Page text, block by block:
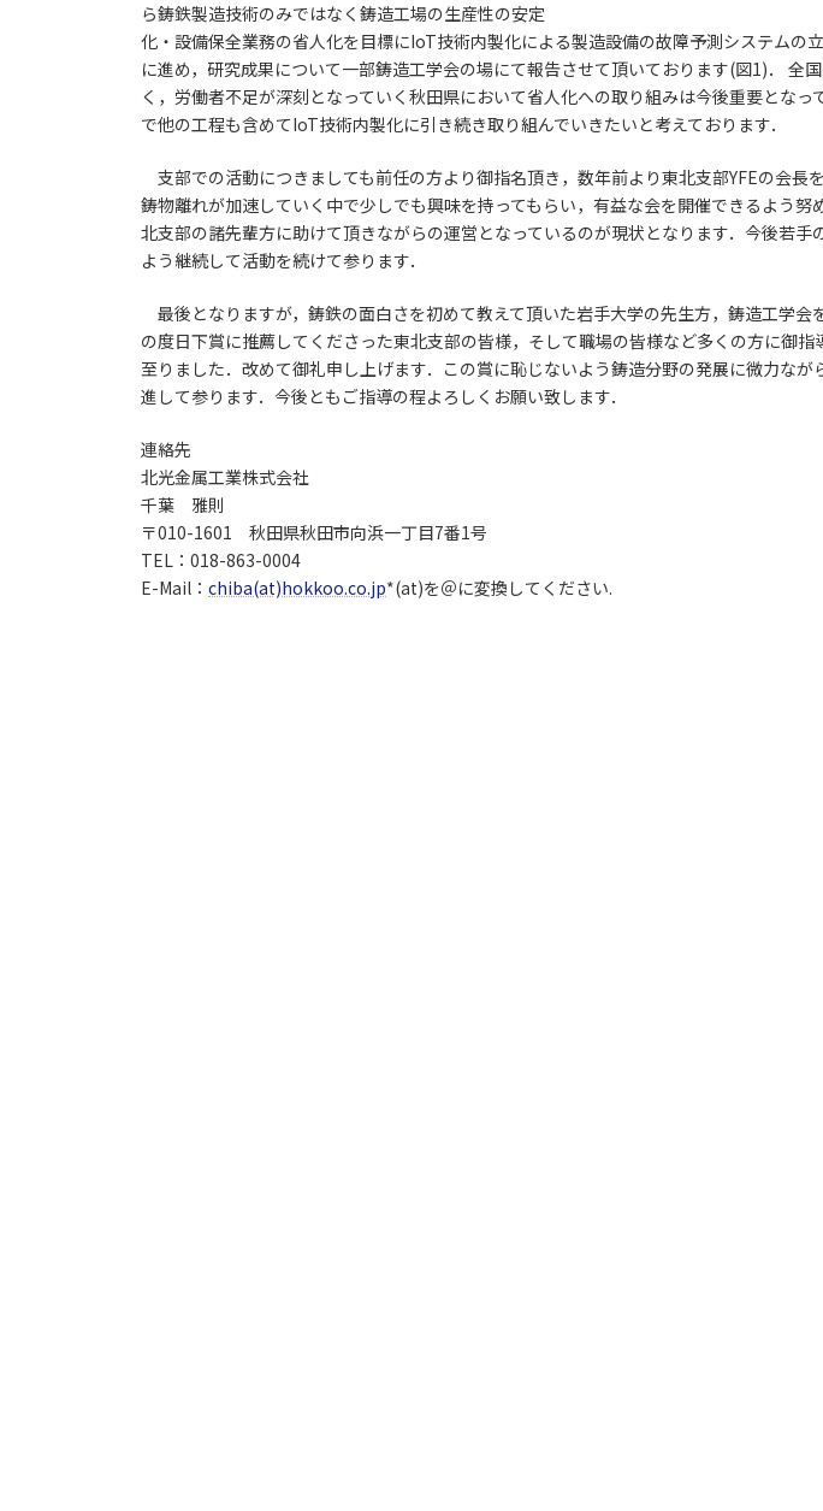
ら鋳鉄製造技術のみではなく鋳造工場の生産性の安定
化・設備保全業務の省人化を目標にIoT技術内製化による製造設備の故障予測システムの
に進め，研究成果について一部鋳造工学会の場にて報告させて頂いております(図1)． 全
く，労働者不足が深刻となっていく秋田県において省人化への取り組みは今後重要となっ
で他の工程も含めてIoT技術内製化に引き続き取り組んでいきたいと考えております．
支部での活動につきましても前任の方より御指名頂き，数年前より東北支部YFEの会長
鋳物離れが加速していく中で少しでも興味を持ってもらい，有益な会を開催できるよう努
北支部の諸先輩方に助けて頂きながらの運営となっているのが現状となります．今後若手
よう継続して活動を続けて参ります．
最後となりますが，鋳鉄の面白さを初めて教えて頂いた岩手大学の先生方，鋳造工学会
の度日下賞に推薦してくださった東北支部の皆様，そして職場の皆様など多くの方に御指
至りました．改めて御礼申し上げます．この賞に恥じないよう鋳造分野の発展に微力なが
進して参ります．今後ともご指導の程よろしくお願い致します．
連絡先
北光金属工業株式会社
千葉 雅則
〒010-1601 秋田県秋田市向浜一丁目7番1号
TEL：018-863-0004
E-Mail： chiba(at)hokkoo.co.jp*(at)を＠に変換してください.